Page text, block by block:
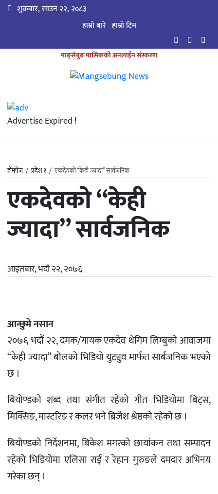
शुक्रबार, साउन २२, २०८३
हाम्रो बारे हाम्राे टिम
माङ्सेबुङ मासिकको अनलाईन संस्करण
Advertise Expired !
होमपेज /प्रदेश १ / एकदेवको “केही ज्यादा” सार्वजनिक
एकदेवको “केही
ज्यादा” सार्वजनिक
आइतबार, भदौ २२, २०७६
आन्छुमे नसान
२०७६ भदौं २२, दमक/गायक एकदेव थेगिम लिम्बुको आवाजमा
“केही ज्यादा” बोलको भिडियो युट्युव मार्फत सार्बजनिक भएको
छ ।
बियोण्डको शब्द तथा संगीत रहेको गीत भिडियोमा बिट्स,
मिक्सिङ, मास्टरिङ र कलर भने ब्रिजेश श्रेष्ठको रहेको छ ।
बियोण्डको निर्देशनमा, बिकेश मगरको छायांकन तथा सम्पादन
रहेको भिडियोमा एलिसा राई र रेहान गुरुङले दमदार अभिनय
गरेका छन् ।